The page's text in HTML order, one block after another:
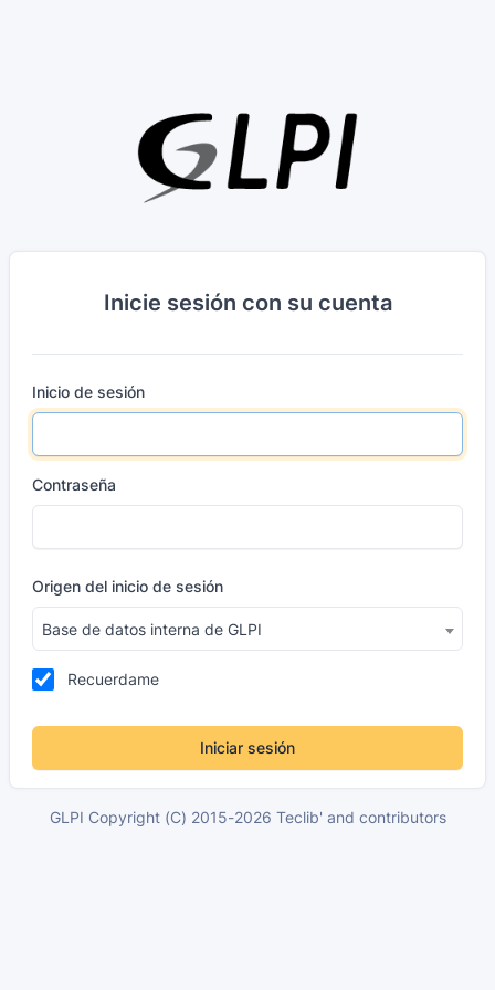
Inicie sesión con su cuenta
Inicio de sesión
Contraseña
Origen del inicio de sesión
Base de datos interna de GLPI
Recuerdame
Iniciar sesión
GLPI Copyright (C) 2015-2026 Teclib' and contributors